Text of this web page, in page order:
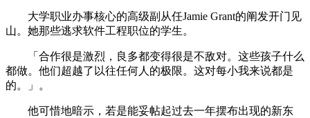
大学职业办事核心的高级副从任Jamie Grant的阐发开门见
山。她那些逃求软件工程职位的学生。
「合作很是激烈，良多都变得很是不敌对。这些孩子什么
都做。他们超越了以往任何人的极限。这对每小我来说都是
的。」。
他可惜地暗示，若是能妥帖起过去一年摆布出现的新东